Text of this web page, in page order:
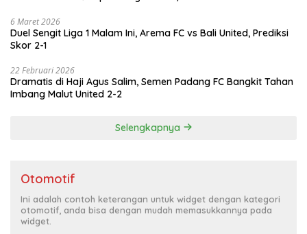
6 Maret 2026
Duel Sengit Liga 1 Malam Ini, Arema FC vs Bali United, Prediksi
Skor 2-1
22 Februari 2026
Dramatis di Haji Agus Salim, Semen Padang FC Bangkit Tahan
Imbang Malut United 2-2
Selengkapnya
Otomotif
Ini adalah contoh keterangan untuk widget dengan kategori
otomotif, anda bisa dengan mudah memasukkannya pada
widget.